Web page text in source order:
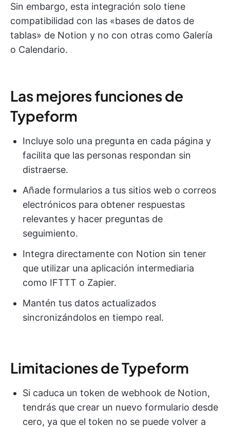
Sin embargo, esta integración solo tiene
compatibilidad con las «bases de datos de
tablas» de Notion y no con otras como Galería
o Calendario.
Las mejores funciones de
Typeform
Incluye solo una pregunta en cada página y
facilita que las personas respondan sin
distraerse.
Añade formularios a tus sitios web o correos
electrónicos para obtener respuestas
relevantes y hacer preguntas de
seguimiento.
Integra directamente con Notion sin tener
que utilizar una aplicación intermediaria
como IFTTT o Zapier.
Mantén tus datos actualizados
sincronizándolos en tiempo real.
Limitaciones de Typeform
Si caduca un token de webhook de Notion,
tendrás que crear un nuevo formulario desde
cero, ya que el token no se puede volver a